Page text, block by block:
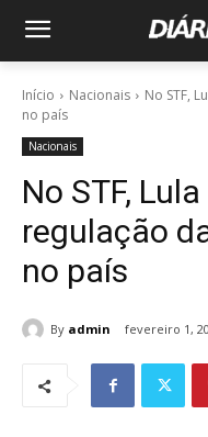
Início Nacionais
No STF,
no país
Nacionais
No STF,
regulação
no país
By admin fevereiro 1,